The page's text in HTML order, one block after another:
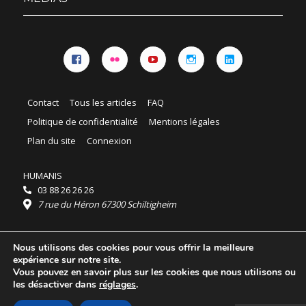
Contact Tous les articles
FAQ
Politique de confidentialité
Mentions légales
Plan du site
Connexion
HUMANIS
03 88 26 26 26
7 rue du Héron 67300 Schiltigheim
Horaires :
HUMANIS : du lundi au vendredi 9h - 18h
Ordidocaz : du lundi au vendredi 8h - 19h
© 2025 HUMANIS, tous droits réservés.
Licence Creative Commons Attribution 4.0
Nous utilisons des cookies pour vous offrir la meilleure
expérience sur notre site.
Vous pouvez en savoir plus sur les cookies que nous utilisons ou
les désactiver dans réglages.